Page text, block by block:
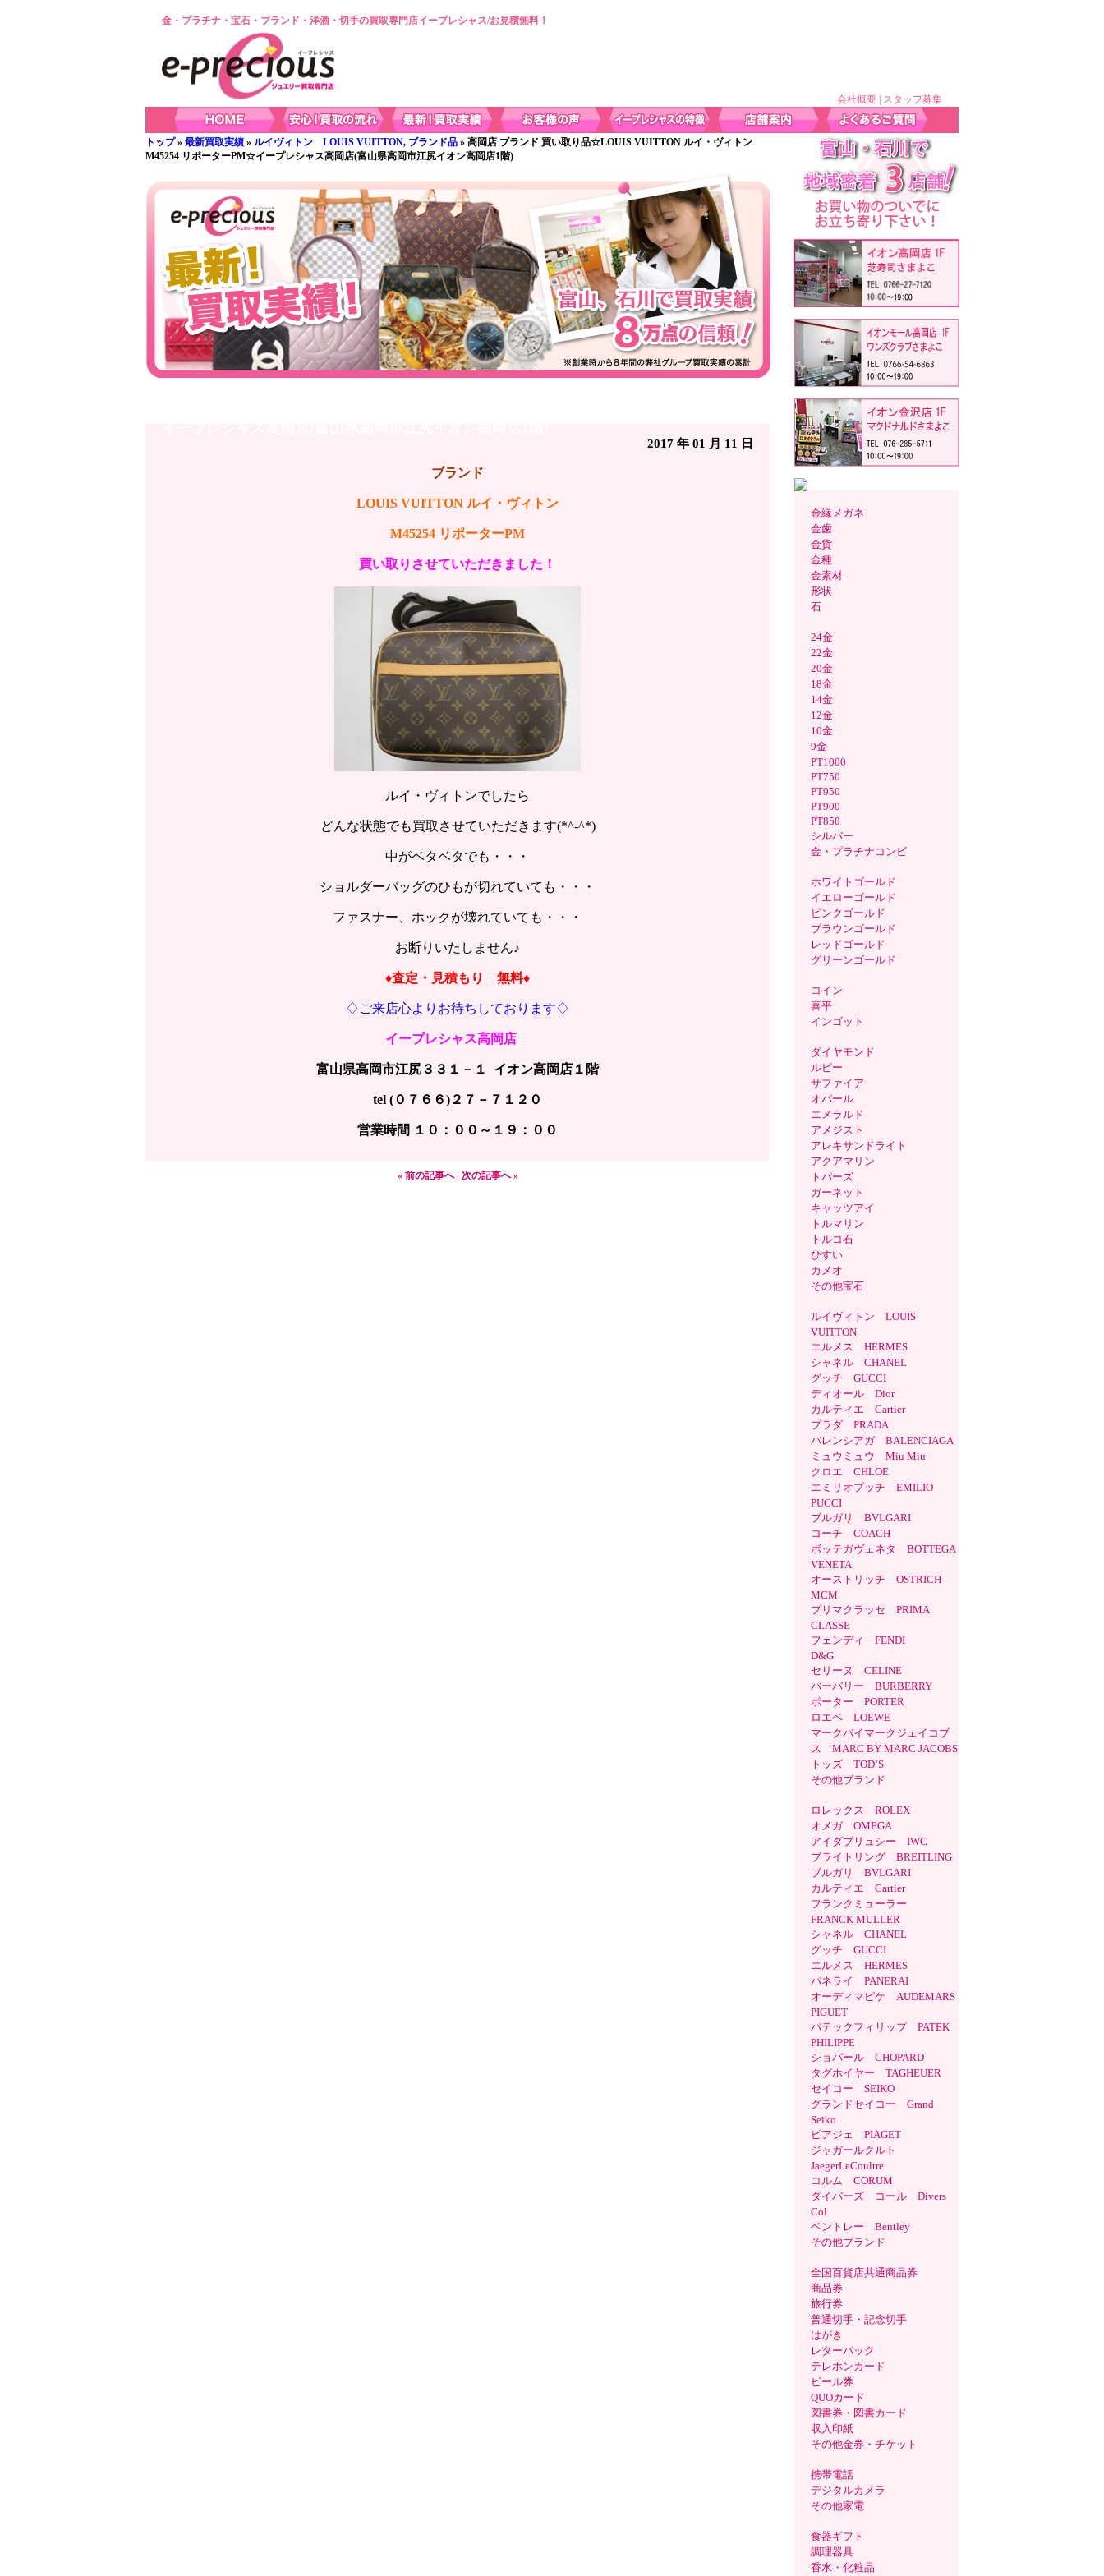
金・プラチナ・宝石・ブランド・洋酒・切手の買取専門店イープレシャス/お見積無料！
会社概要 スタッフ募集
トップ» 最新買取実績 » ルイヴィトン LOUIS VUITTON, ブランド品 » 高岡店 ブランド 買い取り品☆LOUIS VUITTON ルイ・ヴィトン
M45254 リポーターPM☆イープレシャス高岡店(富山県高岡市江尻イオン高岡店1階)
2017 年 01 月 11 日
ブランド
LOUIS VUITTON ルイ・ヴィトン
M45254 リポーターPM
買い取りさせていただきました！
ルイ・ヴィトンでしたら
どんな状態でも買取させていただきます(*^-^*)
中がベタベタでも・・・
ショルダーバッグのひもが切れていても・・・
ファスナー、ホックが壊れていても・・・
お断りいたしません♪
♦査定・見積もり 無料♦
♢ご来店心よりお待ちしております♢
イープレシャス高岡店
富山県高岡市江尻３３１－１ イオン高岡店１階
tel (０７６６)２７－７１２０
営業時間 １０：００～１９：００
« 前の記事へ| 次の記事へ »
金縁メガネ
金歯
金貨
金種
金素材
形状
石
24金
22金
20金
18金
14金
12金
10金
9金
PT1000
PT750
PT950
PT900
PT850
シルバー
金・プラチナコンビ
ホワイトゴールド
イエローゴールド
ピンクゴールド
ブラウンゴールド
レッドゴールド
グリーンゴールド
コイン
喜平
インゴット
ダイヤモンド
ルビー
サファイア
オパール
エメラルド
アメジスト
アレキサンドライト
アクアマリン
トパーズ
ガーネット
キャッツアイ
トルマリン
トルコ石
ひすい
カメオ
その他宝石
ルイヴィトン LOUIS
VUITTON
エルメス HERMES
シャネル CHANEL
グッチ GUCCI
ディオール Dior
カルティエ Cartier
プラダ PRADA
バレンシアガ BALENCIAGA
ミュウミュウ Miu Miu
クロエ CHLOE
エミリオプッチ EMILIO
PUCCI
ブルガリ BVLGARI
コーチ COACH
ボッテガヴェネタ BOTTEGA
VENETA
オーストリッチ OSTRICH
MCM
プリマクラッセ PRIMA
CLASSE
フェンディ FENDI
D&G
セリーヌ CELINE
バーバリー BURBERRY
ポーター PORTER
ロエベ LOEWE
マークバイマークジェイコブ
ス MARC BY MARC JACOBS
トッズ TOD’S
その他ブランド
ロレックス ROLEX
オメガ OMEGA
アイダブリュシー IWC
ブライトリング BREITLING
ブルガリ BVLGARI
カルティエ Cartier
フランクミューラー
FRANCK MULLER
シャネル CHANEL
グッチ GUCCI
エルメス HERMES
パネライ PANERAI
オーディマピケ AUDEMARS
PIGUET
パテックフィリップ PATEK
PHILIPPE
ショパール CHOPARD
タグホイヤー TAGHEUER
セイコー SEIKO
グランドセイコー Grand
Seiko
ピアジェ PIAGET
ジャガールクルト
JaegerLeCoultre
コルム CORUM
ダイバーズ コール Divers
Col
ベントレー Bentley
その他ブランド
全国百貨店共通商品券
商品券
旅行券
普通切手・記念切手
はがき
レターパック
テレホンカード
ビール券
QUOカード
図書券・図書カード
収入印紙
その他金券・チケット
携帯電話
デジタルカメラ
その他家電
食器ギフト
調理器具
香水・化粧品